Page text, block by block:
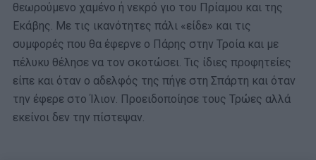
θεωρούμενο χαμένο ή νεκρό γιο του Πρίαμου και της
Εκάβης. Με τις ικανότητες πάλι «είδε» και τις
συμφορές που θα έφερνε ο Πάρης στην Τροία και με
πέλυκυ θέλησε να τον σκοτώσει. Τις ίδιες προφητείες
είπε και όταν ο αδελφός της πήγε στη Σπάρτη και όταν
την έφερε στο Ίλιον. Προειδοποίησε τους Τρώες αλλά
εκείνοι δεν την πίστεψαν.